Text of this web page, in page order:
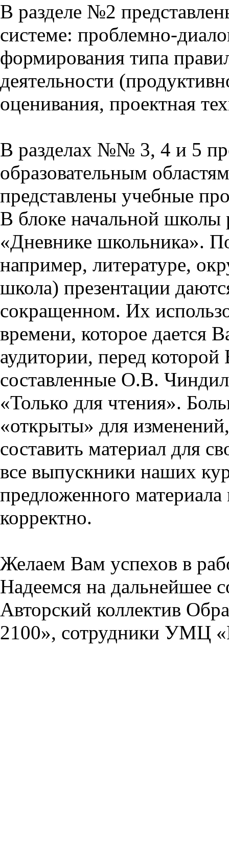
В разделе №2
системе: проблемно-
формирования типа
деятельности
оценивания, проектная
В разделах №№ 3, 4 и 5
образовательным
представлены учебные
В блоке начальной школы
«Дневнике школьника».
например, литературе,
школа) презентации
сокращенном. Их
времени, которое дается
аудитории, перед
составленные О.В.
«Только для чтения».
«открыты» для
составить материал для
все выпускники наших
предложенного
корректно.
Желаем Вам успехов в
Надеемся на дальнейшее
Авторский коллектив
2100», сотрудники УМЦ